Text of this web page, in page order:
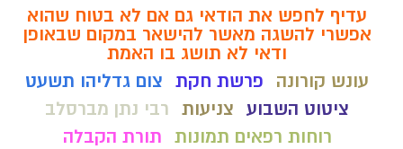
עדיף לחפש את הודאי גם אם לא בטוח שהוא
אפשרי להשגה מאשר להישאר במקום שבאופן
ודאי לא תושג בו האמת
עונש קורונה
פרשת חקת צום גדליהו תשעט
ציטוט השבוע צניעות רבי נתן מברסלב
רוחות רפאים תמונות תורת הקבלה